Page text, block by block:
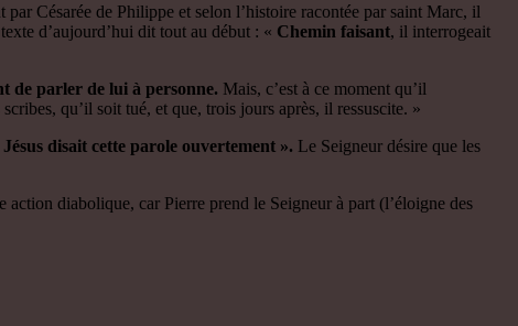
Césarée de Philippe et selon l’histoire racontée par saint Marc, il
d’aujourd’hui dit tout au début : « Chemin faisant, il interrogeait
de parler de lui à personne. Mais, c’est à ce moment qu’il
qu’il soit tué, et que, trois jours après, il ressuscite. »
Jésus disait cette parole ouvertement ». Le Seigneur désire que les
action diabolique, car Pierre prend le Seigneur à part (l’éloigne des